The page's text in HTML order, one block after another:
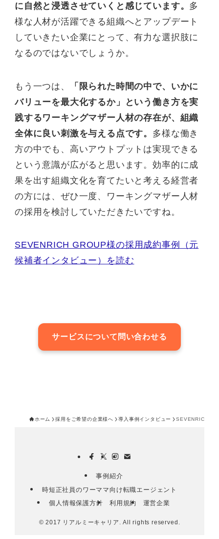
に自然と浸透させていくと感じています。 多
様な人材が活躍できる組織へとアップデート
していきたい企業にとって、有力な選択肢に
なるのではないでしょうか。
もう一つは、
「限られた時間の中で、いかに
バリューを最大化するか」という働き方を実
践するワーキングマザー人材の存在が、組織
全体に良い刺激を与える点です。 多様な働き
方の中でも、高いアウトプットは実現できる
という意識が広がると思います。効率的に成
果を出す組織文化を育てたいと考える経営者
の方には、ぜひ一度、ワーキングマザー人材
の採用を検討していただきたいですね。
SEVENRICH GROUP様の採用成約事例（元
候補者インタビュー）を読む
サービスについて問い合わせる
ホーム 採用をご希望の企業様へ 導入事例インタビュー SEVENRICH
事例紹介
時短正社員のワーママ向け転職エージェント
個人情報保護方針
利用規約 運営企業
© 2017 リアルミーキャリア. All rights reserved.